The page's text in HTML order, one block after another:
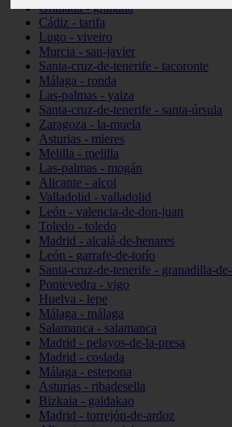
Granada - granada
Cádiz - tarifa
Lugo - viveiro
Murcia - san-javier
Santa-cruz-de-tenerife - tacoronte
Málaga - ronda
Las-palmas - yaiza
Santa-cruz-de-tenerife - santa-úrsula
Zaragoza - la-muela
Asturias - mieres
Melilla - melilla
Las-palmas - mogán
Alicante - alcoi
Valladolid - valladolid
León - valencia-de-don-juan
Toledo - toledo
Madrid - alcalá-de-henares
León - garrafe-de-torío
Santa-cruz-de-tenerife - granadilla-
Pontevedra - vigo
Huelva - lepe
Málaga - málaga
Salamanca - salamanca
Madrid - pelayos-de-la-presa
Madrid - coslada
Málaga - estepona
Asturias - ribadesella
Bizkaia - galdakao
Madrid - torrejón-de-ardoz